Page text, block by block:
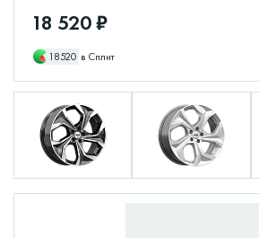
18 520 ₽
18520 в Сплит